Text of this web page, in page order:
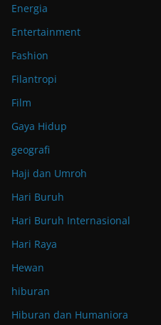
Energia
Entertainment
Fashion
Filantropi
Film
Gaya Hidup
geografi
Haji dan Umroh
Hari Buruh
Hari Buruh Internasional
Hari Raya
Hewan
hiburan
Hiburan dan Humaniora